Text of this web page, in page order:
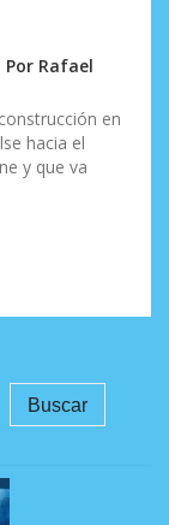
Rafael
en
hacia el
y que va
Buscar